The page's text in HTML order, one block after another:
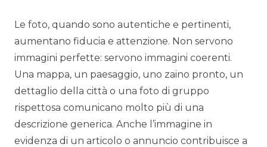
Le foto, quando sono autentiche e pertinenti,
aumentano fiducia e attenzione. Non servono
immagini perfette: servono immagini coerenti.
Una mappa, un paesaggio, uno zaino pronto, un
dettaglio della città o una foto di gruppo
rispettosa comunicano molto più di una
descrizione generica. Anche l’immagine in
evidenza di un articolo o annuncio contribuisce a